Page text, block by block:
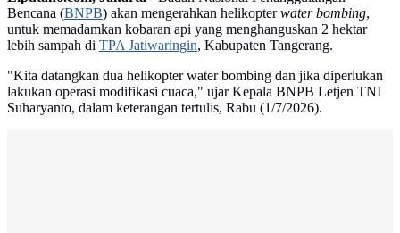
Bencana (BNPB) akan mengerahkan helikopterwater bombing,
untuk memadamkan kobaran api yang menghanguskan 2 hektar
lebih sampah di TPA Jatiwaringin, Kabupaten Tangerang.
"Kita datangkan dua helikopter water bombing dan jika diperlukan
lakukan operasi modifikasi cuaca," ujar Kepala BNPB Letjen TNI
Suharyanto, dalam keterangan tertulis, Rabu (1/7/2026).